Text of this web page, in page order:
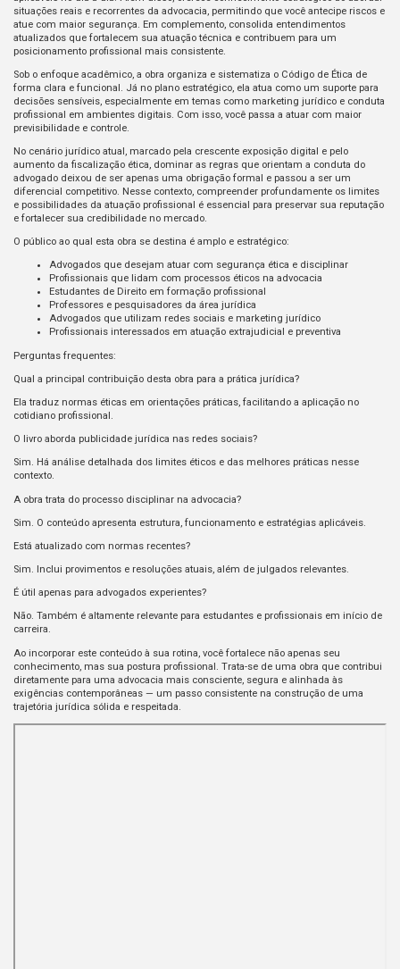
situações reais e recorrentes da advocacia, permitindo que você antecipe riscos e
atue com maior segurança. Em complemento, consolida entendimentos
atualizados que fortalecem sua atuação técnica e contribuem para um
posicionamento profissional mais consistente.
Sob o enfoque acadêmico, a obra organiza e sistematiza o Código de Ética de
forma clara e funcional. Já no plano estratégico, ela atua como um suporte para
decisões sensíveis, especialmente em temas como marketing jurídico e conduta
profissional em ambientes digitais. Com isso, você passa a atuar com maior
previsibilidade e controle.
No cenário jurídico atual, marcado pela crescente exposição digital e pelo
aumento da fiscalização ética, dominar as regras que orientam a conduta do
advogado deixou de ser apenas uma obrigação formal e passou a ser um
diferencial competitivo. Nesse contexto, compreender profundamente os limites
e possibilidades da atuação profissional é essencial para preservar sua reputação
e fortalecer sua credibilidade no mercado.
O público ao qual esta obra se destina é amplo e estratégico:
Advogados que desejam atuar com segurança ética e disciplinar
Profissionais que lidam com processos éticos na advocacia
Estudantes de Direito em formação profissional
Professores e pesquisadores da área jurídica
Advogados que utilizam redes sociais e marketing jurídico
Profissionais interessados em atuação extrajudicial e preventiva
Perguntas frequentes:
Qual a principal contribuição desta obra para a prática jurídica?
Ela traduz normas éticas em orientações práticas, facilitando a aplicação no
cotidiano profissional.
O livro aborda publicidade jurídica nas redes sociais?
Sim. Há análise detalhada dos limites éticos e das melhores práticas nesse
contexto.
A obra trata do processo disciplinar na advocacia?
Sim. O conteúdo apresenta estrutura, funcionamento e estratégias aplicáveis.
Está atualizado com normas recentes?
Sim. Inclui provimentos e resoluções atuais, além de julgados relevantes.
É útil apenas para advogados experientes?
Não. Também é altamente relevante para estudantes e profissionais em início de
carreira.
Ao incorporar este conteúdo à sua rotina, você fortalece não apenas seu
conhecimento, mas sua postura profissional. Trata-se de uma obra que contribui
diretamente para uma advocacia mais consciente, segura e alinhada às
exigências contemporâneas — um passo consistente na construção de uma
trajetória jurídica sólida e respeitada.